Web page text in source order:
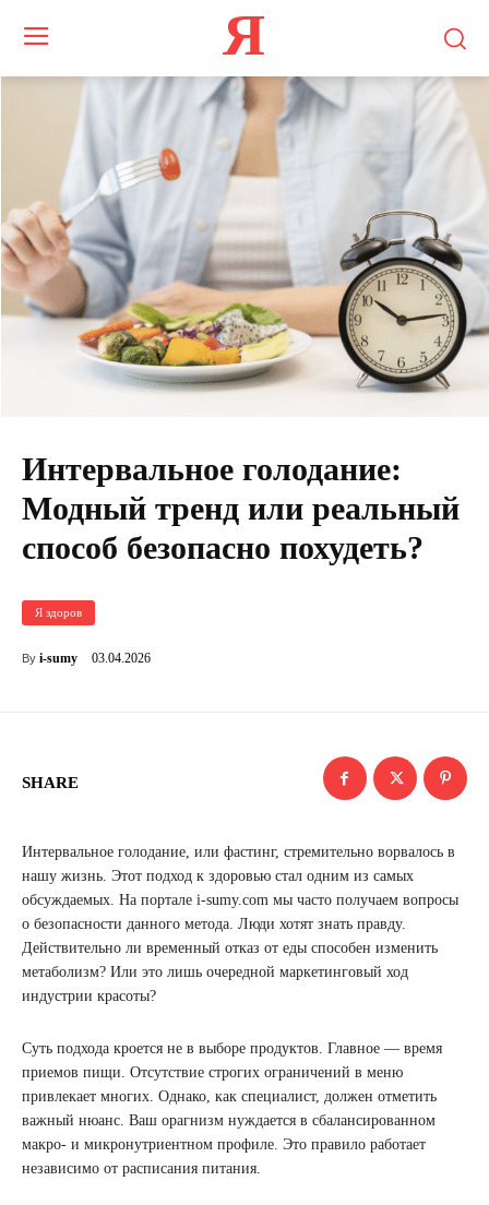
Я
Интервальное голодание:
Модный тренд или реальный
способ безопасно похудеть?
Я здоров
By i-sumy 03.04.2026
SHARE
Интервальное голодание, или фастинг, стремительно ворвалось в
нашу жизнь. Этот подход к здоровью стал одним из самых
обсуждаемых. На портале i-sumy.com мы часто получаем вопросы
о безопасности данного метода. Люди хотят знать правду.
Действительно ли временный отказ от еды способен изменить
метаболизм? Или это лишь очередной маркетинговый ход
индустрии красоты?
Суть подхода кроется не в выборе продуктов. Главное — время
приемов пищи. Отсутствие строгих ограничений в меню
привлекает многих. Однако, как специалист, должен отметить
важный нюанс. Ваш орагнизм нуждается в сбалансированном
макро- и микронутриентном профиле. Это правило работает
независимо от расписания питания.